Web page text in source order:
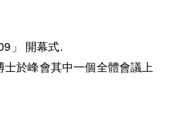
」 開幕式.
於峰會其中一個全體會議上